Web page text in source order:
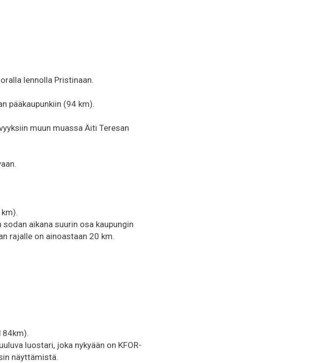
lennolla Pristinaan.
pääkaupunkiin (94 km).
muun muassa Äiti Teresan
aikana suurin osa kaupungin
rajalle on ainoastaan 20 km.
luostari, joka nykyään on KFOR-
näyttämistä.